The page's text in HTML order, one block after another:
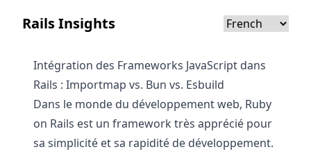
Rails Insights
Intégration des Frameworks JavaScript dans
Rails : Importmap vs. Bun vs. Esbuild
Dans le monde du développement web, Ruby
on Rails est un framework très apprécié pour
sa simplicité et sa rapidité de développement.